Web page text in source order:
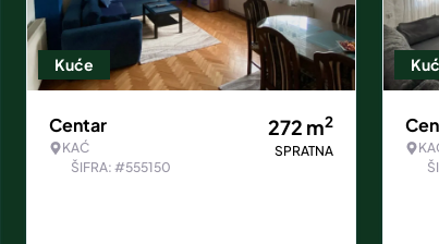
Kuće
Centar
KAĆ
ŠIFRA: #555150
272 m2
SPRATNA